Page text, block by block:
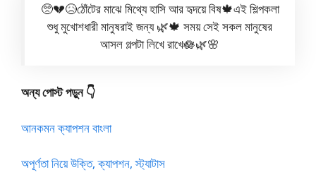
🥺💔😥ঠোঁটের মাঝে মিথ্যে হাসি আর হৃদয়ে বিষ🍁এই শিল্পকলা
শুধু মুখোশধারী মানুষরাই জন্য 🌿🍁 সময় সেই সকল মানুষের
আসল গল্পটা লিখে রাখে🪷🌿🌸
অন্য পোস্ট পড়ুন 👇
আনকমন ক্যাপশন বাংলা
অপূর্ণতা নিয়ে উক্তি, ক্যাপশন, স্ট্যাটাস